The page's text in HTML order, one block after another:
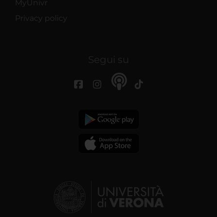
MyUnivr
Privacy policy
Segui su